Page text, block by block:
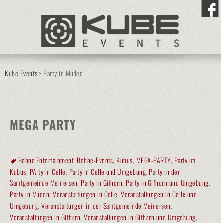
Kube Events> Party in Müden
MEGA PARTY
Behne Entertainment, Behne-Events, Kubus, MEGA-PARTY, Party im
Kubus, PArty in Celle, Party in Celle und Umgebung, Party in der
Samtgemeinde Meinersen, Party in Gifhorn, Party in Gifhorn und Umgebung,
Party in Müden, Veranstaltungen in Celle, Veranstaltungen in Celle und
Umgebung, Veranstaltungen in der Samtgemeinde Meinersen,
Veranstaltungen in Gifhorn, Veranstaltungen in Gifhorn und Umgebung,